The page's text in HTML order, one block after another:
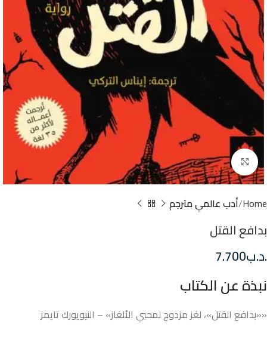
Click to enlarge
Home أدب عالمي مترجم
بدافع القتل
.د.ب7.700
نبذة عن الكتاب
««بدافع القتل»، لغز مزدوج لمحبي الألغاز» – النيويورك تايمز